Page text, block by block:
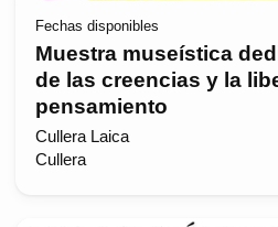
Fechas disponibles
Muestra museística
de las creencias y la
pensamiento
Cullera Laica
Cullera